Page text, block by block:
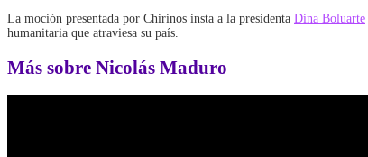
La moción presentada por Chirinos insta a la presidenta Dina Boluarte
humanitaria que atraviesa su país.
Más sobre Nicolás Maduro